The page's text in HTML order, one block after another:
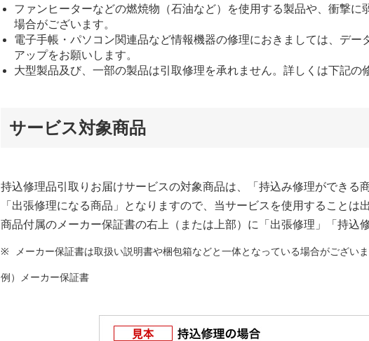
ファンヒーターなどの燃焼物（石油など）を使用する製品や、衝撃
場合がございます。
電子手帳・パソコン関連品など情報機器の修理におきましては、デ
アップをお願いします。
大型製品及び、一部の製品は引取修理を承れません。詳しくは下記の
サービス対象商品
持込修理品引取りお届けサービスの対象商品は、「持込み修理ができる
「出張修理になる商品」となりますので、当サービスを使用することは
商品付属のメーカー保証書の右上（または上部）に「出張修理」「持込
メーカー保証書は取扱い説明書や梱包箱などと一体となっている場合がございま
例）メーカー保証書